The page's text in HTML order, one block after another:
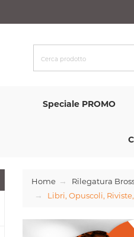
Speciale PROMO
Home Rilegatura
Libri, Opuscoli,